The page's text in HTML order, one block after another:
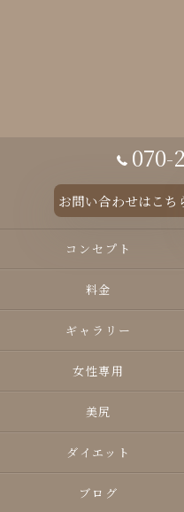
070-
お問い合わせはこち
コンセプト
料金
ギャラリー
女性専用
美尻
ダイエット
ブログ